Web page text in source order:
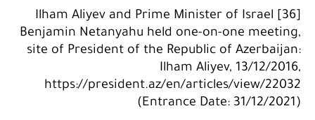
[36] Ilham Aliyev and Prime Minister of Israel
Benjamin Netanyahu held one-on-one meeting,
site of President of the Republic of Azerbaijan:
Ilham Aliyev, 13/12/2016,
https://president.az/en/articles/view/22032
(Entrance Date: 31/12/2021)